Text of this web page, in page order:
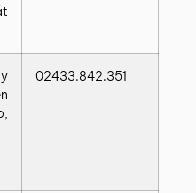
02433.842.351